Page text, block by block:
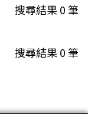
搜尋結果0筆
搜尋結果0筆